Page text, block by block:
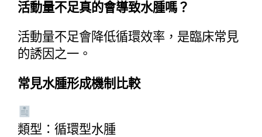
活動量不足真的會導致水腫嗎？
活動量不足會降低循環效率，是臨床常見
的誘因之一。
常見水腫形成機制比較
類型：循環型水腫